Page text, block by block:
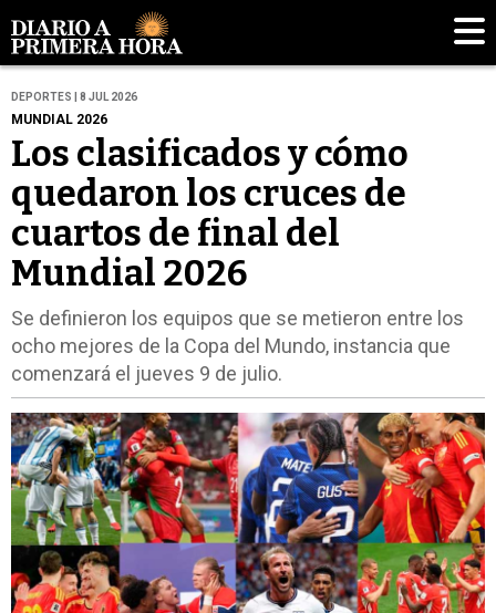
DEPORTES | 8 JUL 2026
MUNDIAL 2026
Los clasificados y cómo
quedaron los cruces de
cuartos de final del
Mundial 2026
Se definieron los equipos que se metieron entre los
ocho mejores de la Copa del Mundo, instancia que
comenzará el jueves 9 de julio.